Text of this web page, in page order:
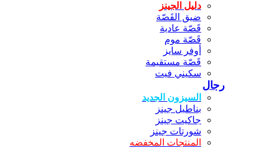
دليل الجينز
ضيق القَصّة
قَصّة عادية
قَصّة موم
أوفر سايز
قَصّة مستقيمة
سكيني فيت
رجال
السيزون الجديد
بناطيل جينز
جاكيت جينز
شورتات جينز
المنتجات المخفضه